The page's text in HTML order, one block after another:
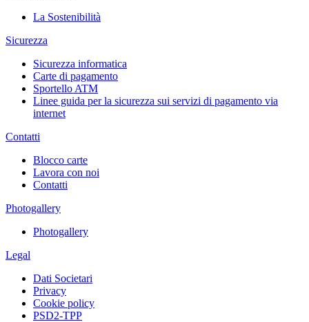
La Sostenibilità
Sicurezza
Sicurezza informatica
Carte di pagamento
Sportello ATM
Linee guida per la sicurezza sui servizi di pagamento via
internet
Contatti
Blocco carte
Lavora con noi
Contatti
Photogallery
Photogallery
Legal
Dati Societari
Privacy
Cookie policy
PSD2-TPP